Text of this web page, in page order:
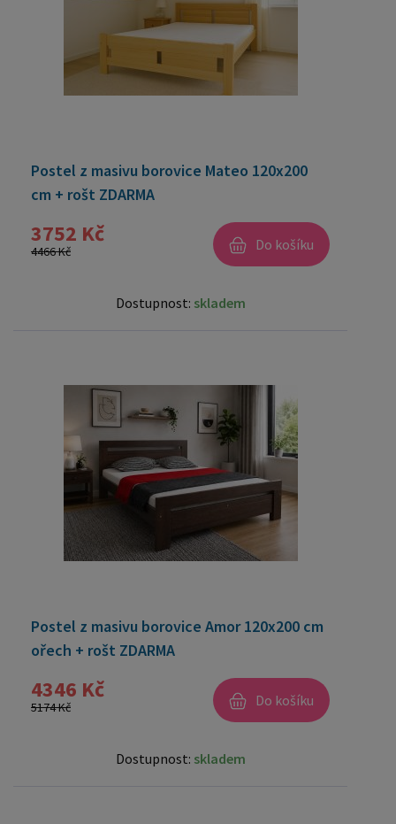
Postel z masivu borovice Mateo 120x200
cm + rošt ZDARMA
3752 Kč
4466 Kč Do košíku
Dostupnost: skladem
Postel z masivu borovice Amor 120x200 cm
ořech + rošt ZDARMA
4346 Kč
5174 Kč Do košíku
Dostupnost: skladem